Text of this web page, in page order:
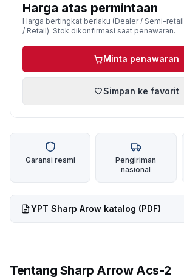
Harga atas permintaan
Harga bertingkat berlaku (Dealer / Semi-retail
/ Retail). Stok dikonfirmasi saat penawaran.
Minta penawaran
Simpan ke favorit
Garansi resmi
Pengiriman
nasional
YPT Sharp Arow katalog (PDF)
Tentang Sharp Arrow Acs-2